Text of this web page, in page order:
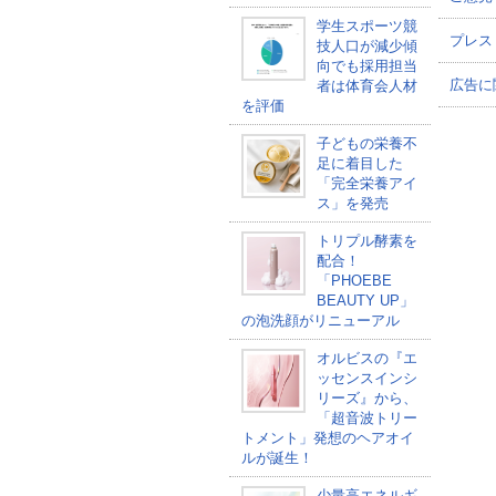
学生スポーツ競
技人口が減少傾
向でも採用担当
者は体育会人材
を評価
子どもの栄養不
足に着目した
「完全栄養アイ
ス」を発売
トリプル酵素を
配合！
「PHOEBE
BEAUTY UP」
の泡洗顔がリニューアル
オルビスの『エ
ッセンスインシ
リーズ』から、
「超音波トリー
トメント」発想のヘアオイ
ルが誕生！
プレ
広告